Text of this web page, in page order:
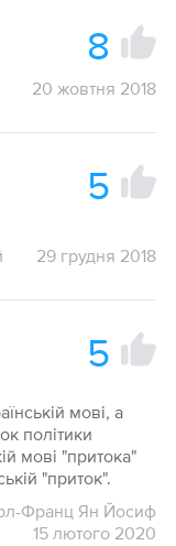
8
20 жовтня 2018
5
29 грудня 2018
5
мові, а
політики
мові "притока"
"приток".
Франц Ян Йосиф
15 лютого 2020